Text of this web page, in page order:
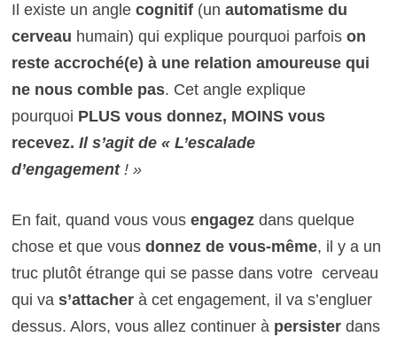
Il existe un angle cognitif(un automatisme du
cerveau humain) qui explique pourquoi parfois on
reste accroché(e) à une relation amoureuse qui
ne nous comble pas. Cet angle explique
pourquoi PLUS vous donnez, MOINS vous
recevez. Il s’agit de « L’escalade
d’engagement! »
En fait, quand vous vous engagezdans quelque
chose et que vous donnez de vous-même, il y a un
truc plutôt étrange qui se passe dans votre cerveau
qui va s’attacher à cet engagement, il va s’engluer
dessus. Alors, vous allez continuer à persister dans